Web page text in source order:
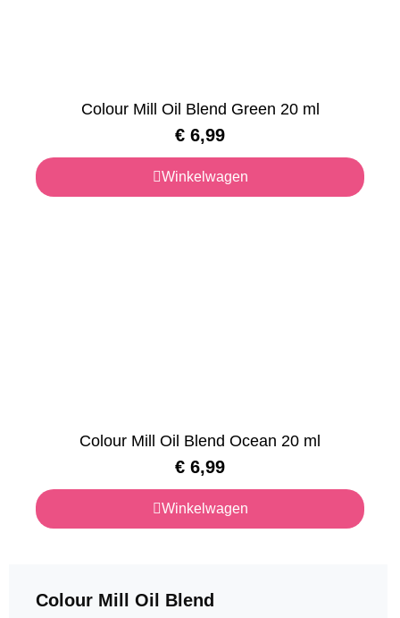
Colour Mill Oil Blend Green 20 ml
€ 6,99
Winkelwagen
Colour Mill Oil Blend Ocean 20 ml
€ 6,99
Winkelwagen
Colour Mill Oil Blend